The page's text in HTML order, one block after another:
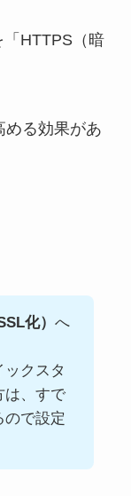
HTTPS（暗
める効果があ
化） へ
クスタ
は、すで
ので設定